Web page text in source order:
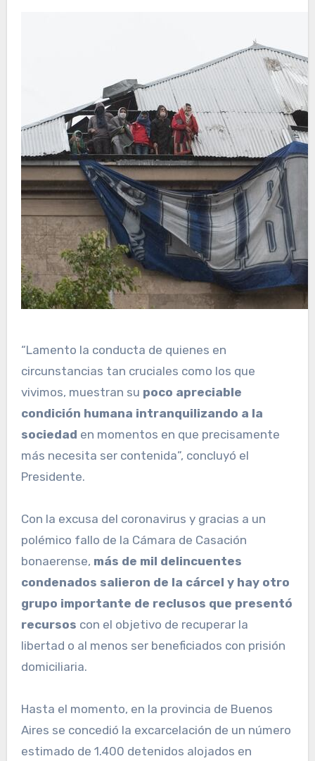
“Lamento la conducta de quienes en
circunstancias tan cruciales como los que
vivimos, muestran su poco apreciable
condición humana intranquilizando a la
sociedad en momentos en que precisamente
más necesita ser contenida”, concluyó el
Presidente.
Con la excusa del coronavirus y gracias a un
polémico fallo de la Cámara de Casación
bonaerense, más de mil delincuentes
condenados salieron de la cárcel y hay otro
grupo importante de reclusos que presentó
recursos con el objetivo de recuperar la
libertad o al menos ser beneficiados con prisión
domiciliaria.
Hasta el momento, en la provincia de Buenos
Aires se concedió la excarcelación de un número
estimado de 1.400 detenidos alojados en